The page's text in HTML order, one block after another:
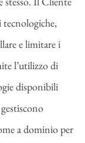
tecnologiche,
e limitare i
l’utilizzo di
disponibili
a dominio per